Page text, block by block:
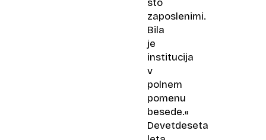
sto
zaposlenimi.
Bila
je
institucija
v
polnem
pomenu
besede.«
Devetdeseta